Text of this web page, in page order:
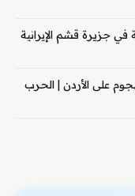
جزيرة قشم الإيرانية
على الأردن | الحرب